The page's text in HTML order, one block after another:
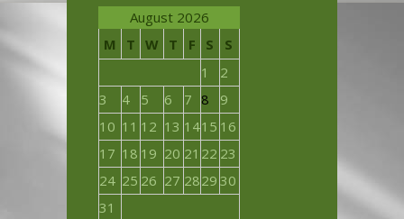
August 2026
M
T W T F S
S
1
2
3
4 5 6 7 8
9
10 11 12 13 1415 16
17 18 19 20 21 22 23
24 25 26 27 2829 30
31